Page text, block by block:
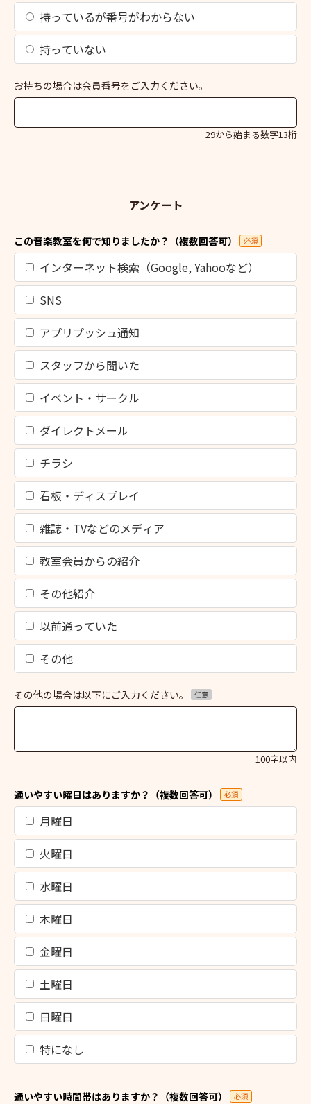
持っているが番号がわからない
持っていない
お持ちの場合は会員番号をご入力ください。
29から始まる数字13桁
アンケート
この音楽教室を何で知りましたか？（複数回答可） 必須
インターネット検索（Google, Yahooなど）
SNS
アプリプッシュ通知
スタッフから聞いた
イベント・サークル
ダイレクトメール
チラシ
看板・ディスプレイ
雑誌・TVなどのメディア
教室会員からの紹介
その他紹介
以前通っていた
その他
その他の場合は以下にご入力ください。 任意
100字以内
通いやすい曜日はありますか？（複数回答可） 必須
月曜日
火曜日
水曜日
木曜日
金曜日
土曜日
日曜日
特になし
通いやすい時間帯はありますか？（複数回答可） 必須